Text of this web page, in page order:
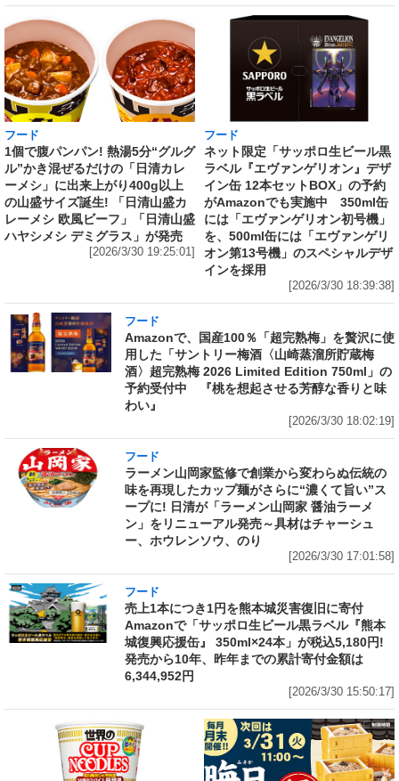
フード
1個で腹パンパン! 熱湯5分“グルグ
ル”かき混ぜるだけの「日清カレ
ーメシ」に出来上がり400g以上
の山盛サイズ誕生! 「日清山盛カ
レーメシ 欧風ビーフ」「日清山盛
ハヤシメシ デミグラス」が発売
[2026/3/30 19:25:01]
フード
ネット限定「サッポロ生ビール黒
ラベル『エヴァンゲリオン』デザ
イン缶 12本セットBOX」の予約
がAmazonでも実施中 350ml缶
には「エヴァンゲリオン初号機」
を、500ml缶には「エヴァンゲリ
オン第13号機」のスペシャルデザ
インを採用
[2026/3/30 18:39:38]
フード
Amazonで、国産100％「超完熟梅」を贅沢に使
用した「サントリー梅酒〈山崎蒸溜所貯蔵梅
酒〉超完熟梅 2026 Limited Edition 750ml」の
予約受付中 『桃を想起させる芳醇な香りと味
わい』
[2026/3/30 18:02:19]
フード
ラーメン山岡家監修で創業から変わらぬ伝統の
味を再現したカップ麺がさらに“濃くて旨い”ス
ープに! 日清が「ラーメン山岡家 醤油ラーメ
ン」をリニューアル発売～具材はチャーシュ
ー、ホウレンソウ、のり
[2026/3/30 17:01:58]
フード
売上1本につき1円を熊本城災害復旧に寄付
Amazonで「サッポロ生ビール黒ラベル『熊本
城復興応援缶』 350ml×24本」が税込5,180円!
発売から10年、昨年までの累計寄付金額は
6,344,952円
[2026/3/30 15:50:17]